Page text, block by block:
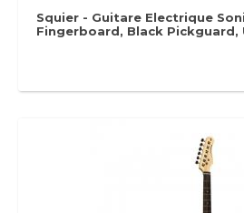
Squier - Guitare Electrique
Fingerboard, Black Pickguard,